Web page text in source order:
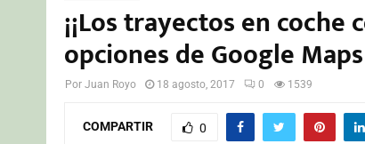
¡¡Los trayectos en
opciones de Google
Por Juan Royo 18 agosto, 2017 0 1539
COMPARTIR 0